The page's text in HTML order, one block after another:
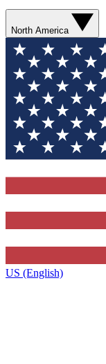
North America
US (English)